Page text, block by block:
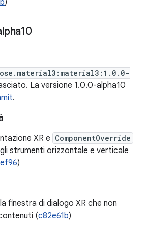
)
La versione 1.0.0-alpha10
.
XR e ComponentOverride
strumenti orizzontale e verticale
)
finestra di dialogo XR che non
(c82e61b)